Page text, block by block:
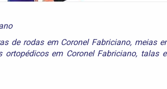
de rodas em Coronel Fabriciano, meias
ortopédicos em Coronel Fabriciano, talas